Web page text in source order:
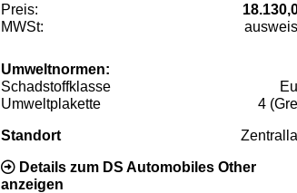
Preis:
MWSt:
Umweltnormen:
Schadstoffklasse
Umweltplakette
4
Standort
Details zum DS Automobiles Other
anzeigen